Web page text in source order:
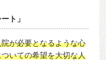
ト」
が必要となるような心
いての希望を大切な人